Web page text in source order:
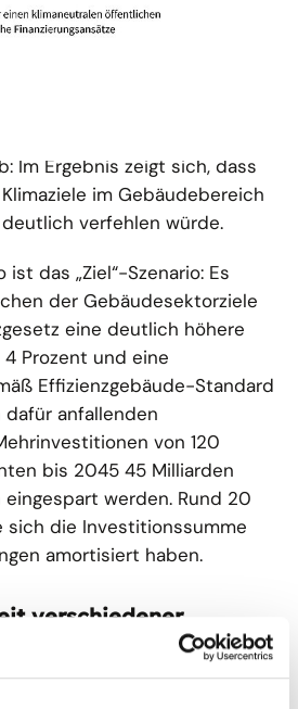
Im Ergebnis zeigt sich, dass
im Gebäudebereich
verfehlen würde.
ist das „Ziel“-Szenario: Es
der Gebäudesektorziele
eine deutlich höhere
Prozent und eine
Effizienzgebäude-Standard
dafür anfallenden
von 120
bis 2045 45 Milliarden
eingespart werden. Rund 20
sich die Investitionssumme
amortisiert haben.
verschiedener